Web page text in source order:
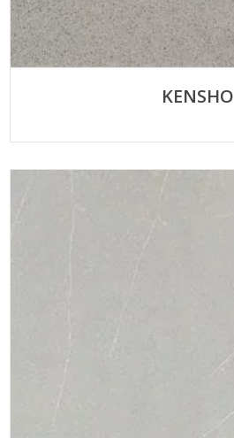
KENSHO